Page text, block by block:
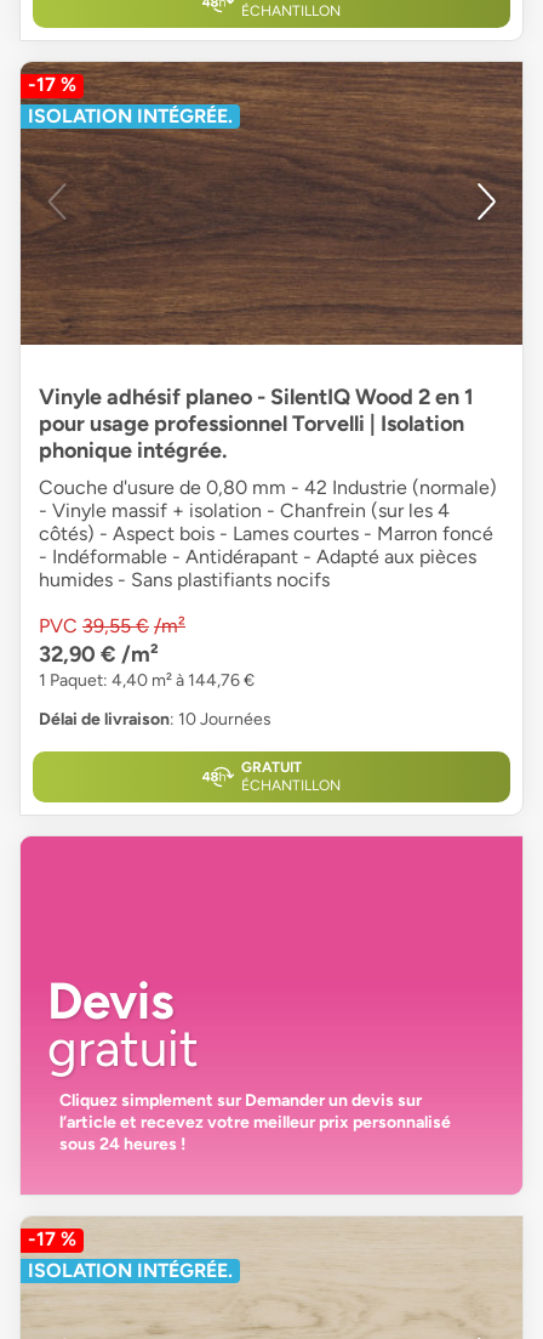
ÉCHANTILLON
-17 %
ISOLATION INTÉGRÉE.
Vinyle adhésif planeo - SilentIQ Wood 2 en 1
pour usage professionnel Torvelli | Isolation
phonique intégrée.
Couche d'usure de 0,80 mm - 42 Industrie (normale)
- Vinyle massif + isolation - Chanfrein (sur les 4
côtés) - Aspect bois - Lames courtes - Marron foncé
- Indéformable - Antidérapant - Adapté aux pièces
humides - Sans plastifiants nocifs
PVC 39,55 € /m²
32,90 € /m²
1 Paquet: 4,40 m² à 144,76 €
Délai de livraison: 10 Journées
GRATUIT
ÉCHANTILLON
Devis
gratuit
Cliquez simplement sur Demander un devissur
l’article et recevez votremeilleur prix personnalisé
sous 24 heures !
-17 %
ISOLATION INTÉGRÉE.